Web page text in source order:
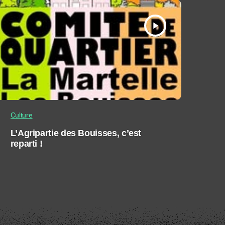
play_arrow
Culture
L’Agripartie des Bouisses, c’est
reparti !